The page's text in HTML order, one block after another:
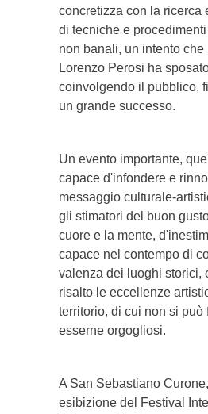
concretizza con la ricerca
di tecniche e
non banali, un intento
Lorenzo Perosi ha
coinvolgendo il pubblico,
un grande successo.
Un evento importante,
capace d'infondere e
messaggio culturale-
gli stimatori del buon
cuore e la mente,
capace nel contempo di
valenza dei luoghi storici,
risalto le eccellenze
territorio, di cui non si può
esserne orgogliosi.
A San Sebastiano
esibizione del Festival